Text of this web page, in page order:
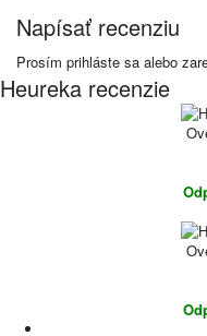
Napísať recenziu
Prosím prihláste sa alebo
Heureka recenzie